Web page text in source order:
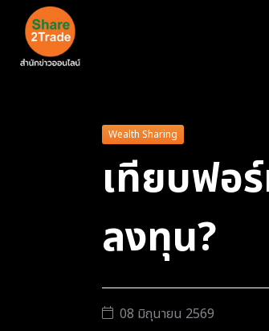
Wealth Sharing
เทียบฟอ
ลงทุน?
08 มิถุนายน 2569